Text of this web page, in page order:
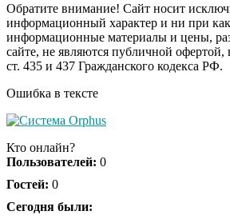
i
Ржу не переставая, это
видео пересмотришь
не раз
Скрытая камера на
их не видят...
Ролик длится
Обратите внимание! Сайт носит
информационный характер и ни при
информационные материалы и цены,
сайте, не являются публичной офертой,
ст. 435 и 437 Гражданского кодекса РФ.
Ошибка в тексте
Кто онлайн?
Пользователей: 0
Гостей: 0
Сегодня были: